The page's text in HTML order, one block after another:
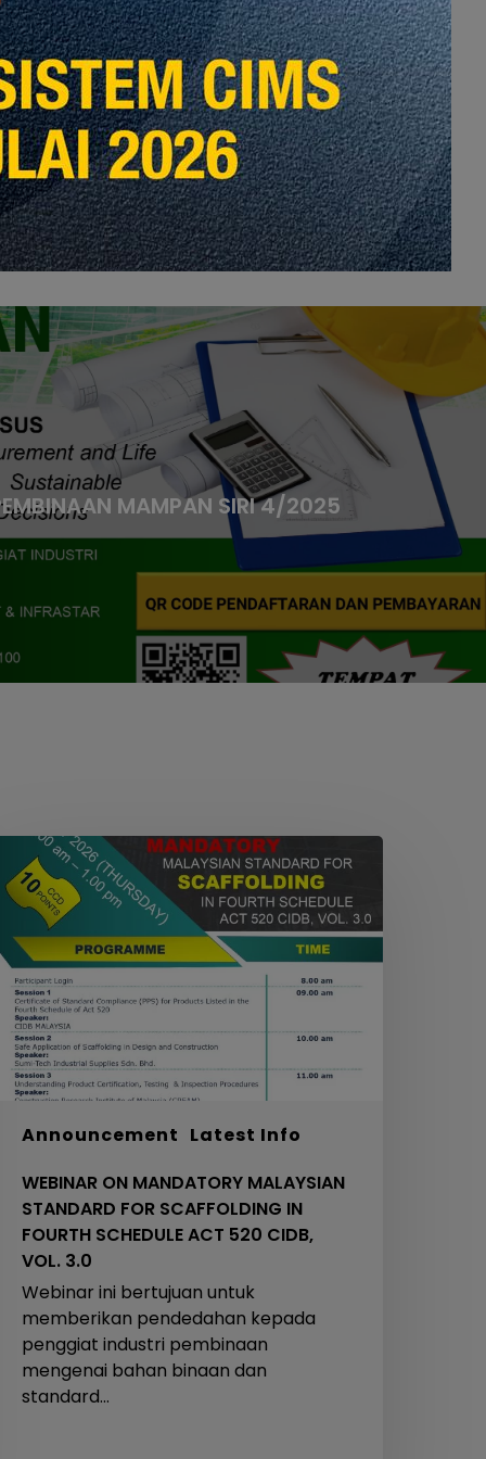
MAMPAN SIRI 4/2025
Announcement Latest Info
WEBINAR ON MANDATORY MALAYSIAN
STANDARD FOR SCAFFOLDING IN
FOURTH SCHEDULE ACT 520 CIDB,
VOL. 3.0
Webinar ini bertujuan untuk
memberikan pendedahan kepada
penggiat industri pembinaan
mengenai bahan binaan dan
standard…